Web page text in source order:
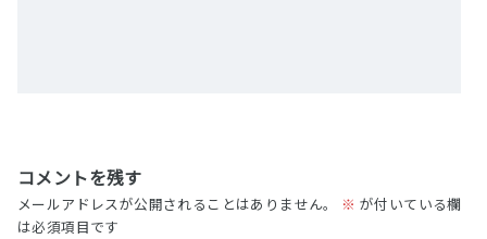
コメントを残す
メールアドレスが公開されることはありません。 ※ が付いている欄
は必須項目です